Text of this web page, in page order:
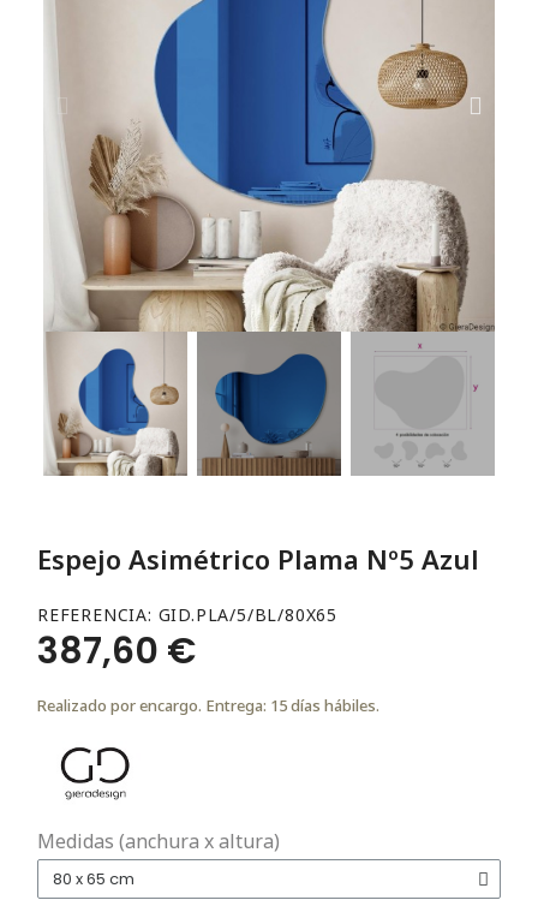
Espejo Asimétrico Plama Nº5 Azul
REFERENCIA GID.PLA/5/BL/80X65
387,60 €
Realizado por encargo. Entrega: 15 días hábiles.
Medidas (anchura x altura)